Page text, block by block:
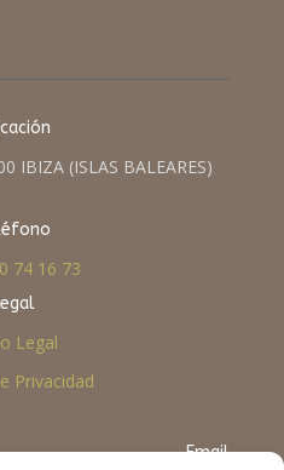
IBIZA (ISLAS BALEARES)
74 16 73
Legal
Privacidad
Email